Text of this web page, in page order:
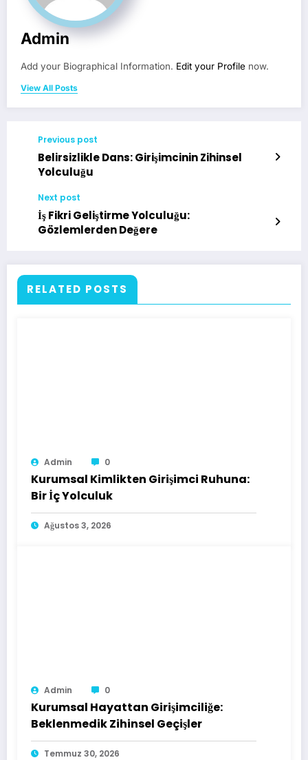
Admin
Add your Biographical Information. Edit your Profile now.
View All Posts
Previous post
Belirsizlikle Dans: Girişimcinin Zihinsel
Yolculuğu
Next post
İş Fikri Geliştirme Yolculuğu:
Gözlemlerden Değere
RELATED POSTS
Admin 0
Kurumsal Kimlikten Girişimci Ruhuna:
Bir İç Yolculuk
Ağustos 3, 2026
Admin 0
Kurumsal Hayattan Girişimciliğe:
Beklenmedik Zihinsel Geçişler
Temmuz 30, 2026